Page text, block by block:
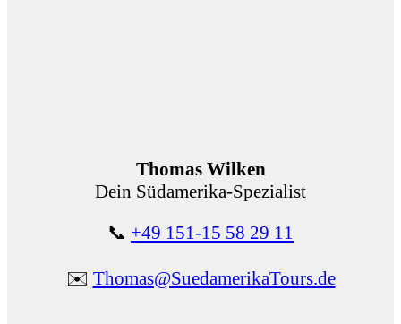
Thomas Wilken
Dein Südamerika-Spezialist
📞 +49 151-15 58 29 11
✉️ Thomas@SuedamerikaTours.de